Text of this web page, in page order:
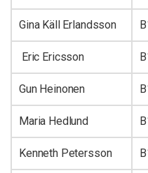
Gina Käll Erlandsson
Eric Ericsson
Gun Heinonen
Maria Hedlund
Kenneth Petersson